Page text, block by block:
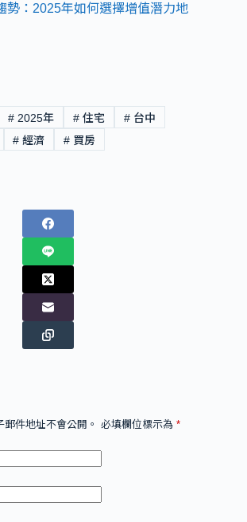
勢：2025年如何選擇增值潛力地
# 2025年 # 住宅 # 台中
# 經濟 # 買房
件地址不會公開。 必填欄位標示為 *